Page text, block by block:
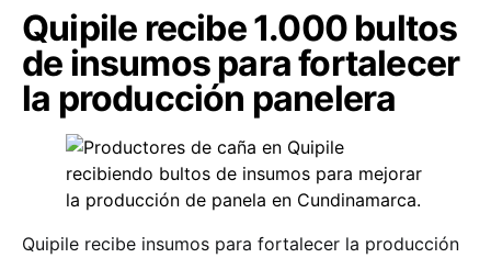
Quipile recibe 1.000 bultos
de insumos para fortalecer
la producción panelera
Quipile recibe insumos para fortalecer la producción